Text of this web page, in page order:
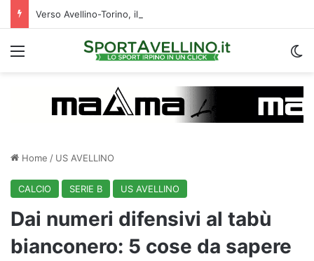
Verso Avellino-Torino, il focus sulla formazione granata
Menu
Home / US AVELLINO
CALCIO SERIE B US AVELLINO
Dai numeri difensivi al tabù
bianconero: 5 cose da sapere